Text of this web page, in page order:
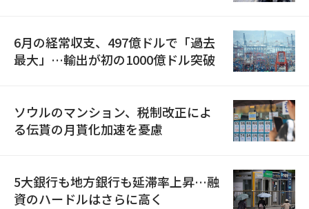
6月の経常収支、497億ドルで「過去
最大」…輸出が初の1000億ドル突破
ソウルのマンション、税制改正によ
る伝貰の月貰化加速を憂慮
5大銀行も地方銀行も延滞率上昇…融
資のハードルはさらに高く